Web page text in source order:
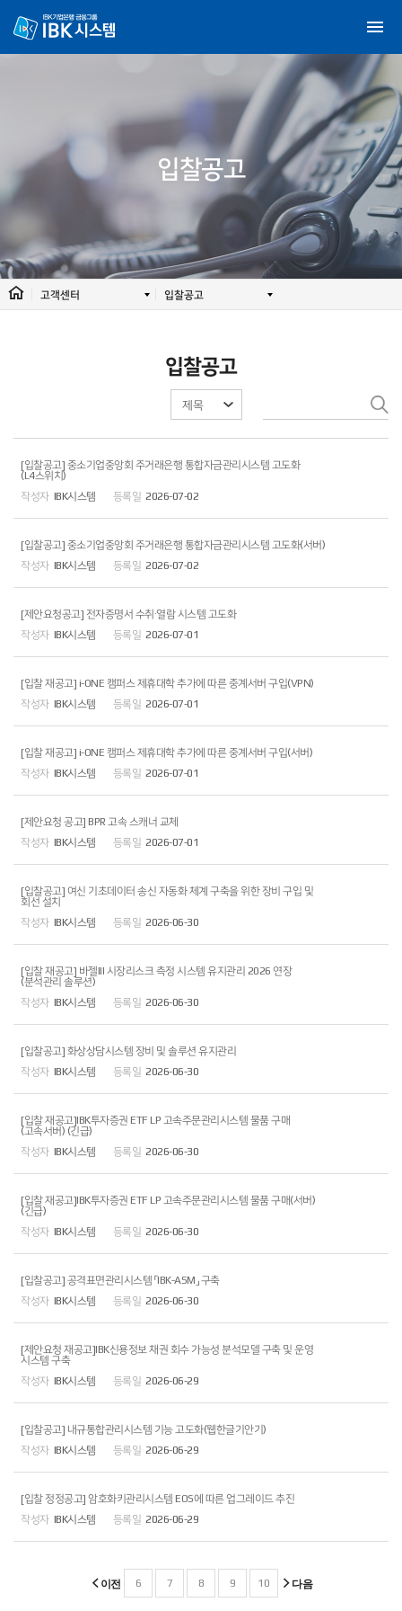
입찰공고
고객센터 입찰공고
입찰공고
[입찰공고] 중소기업중앙회 주거래은행 통합자금관리시스템 고도화
(L4스위치)
IBK시스템
2026-07-02
[입찰공고] 중소기업중앙회 주거래은행 통합자금관리시스템 고도화(서버)
IBK시스템
2026-07-02
[제안요청공고] 전자증명서 수취·열람 시스템 고도화
IBK시스템
2026-07-01
[입찰 재공고] i-ONE 캠퍼스 제휴대학 추가에 따른 중계서버 구입(VPN)
IBK시스템
2026-07-01
[입찰 재공고] i-ONE 캠퍼스 제휴대학 추가에 따른 중계서버 구입(서버)
IBK시스템
2026-07-01
[제안요청 공고] BPR 고속 스캐너 교체
IBK시스템
2026-07-01
[입찰공고] 여신 기초데이터 송신 자동화 체계 구축을 위한 장비 구입 및
회선 설치
IBK시스템
2026-06-30
[입찰 재공고] 바젤III 시장리스크 측정 시스템 유지관리 2026 연장
(분석관리 솔루션)
IBK시스템
2026-06-30
[입찰공고] 화상상담시스템 장비 및 솔루션 유지관리
IBK시스템
2026-06-30
[입찰 재공고]IBK투자증권 ETF LP 고속주문관리시스템 물품 구매
(고속서버) (긴급)
IBK시스템
2026-06-30
[입찰 재공고]IBK투자증권 ETF LP 고속주문관리시스템 물품 구매(서버)
(긴급)
IBK시스템
2026-06-30
[입찰공고] 공격표면관리시스템 「IBK-ASM」 구축
IBK시스템
2026-06-30
[제안요청 재공고]IBK신용정보 채권 회수 가능성 분석모델 구축 및 운영
시스템 구축
IBK시스템
2026-06-29
[입찰공고] 내규통합관리시스템 기능 고도화(웹한글기안기)
IBK시스템
2026-06-29
[입찰 정정공고] 암호화키관리시스템 EOS에 따른 업그레이드 추진
IBK시스템
2026-06-29
이전 6 7 8 9 10 다음